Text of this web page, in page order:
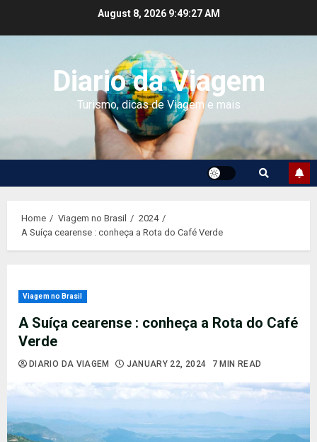
August 8, 2026 9:49:28 AM
Diario da Viagem
Turismo, dicas de Viagem e mais
Home Viagem no Brasil
2024
A Suíça cearense : conheça a Rota do Café Verde
Viagem no Brasil
A Suíça cearense : conheça a Rota do Café
Verde
DIARIO DA VIAGEM JANUARY 22, 2024 7 MIN READ